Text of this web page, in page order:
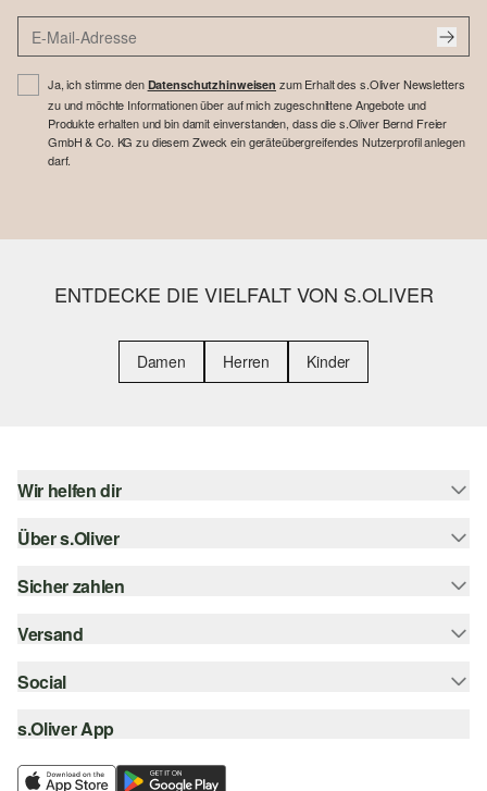
Ja, ich stimme den Datenschutzhinweisen zum Erhalt des s.Oliver Newsletters
zu und möchte Informationen über auf mich zugeschnittene Angebote und
Produkte erhalten und bin damit einverstanden, dass die s.Oliver Bernd Freier
GmbH & Co. KG zu diesem Zweck ein geräteübergreifendes Nutzerprofil anlegen
darf.
ENTDECKE DIE VIELFALT VON S.OLIVER
Damen Herren Kinder
Wir helfen dir
Hilfe & FAQ
Größenberatung
Über s.Oliver
Newsletter
s.Oliver Card
Career
Wunschliste
Sicher zahlen
Rechnung
Kreditkarte
SSL-Verschlüsselung
Versand
Sendungsverfolgung
Post AT
Social
instagram
facebook
s.Oliver App